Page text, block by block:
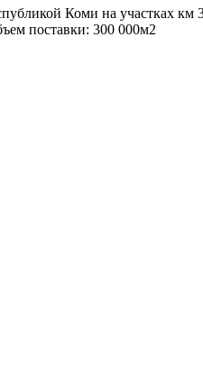
Коми на участках
поставки: 300 000м2